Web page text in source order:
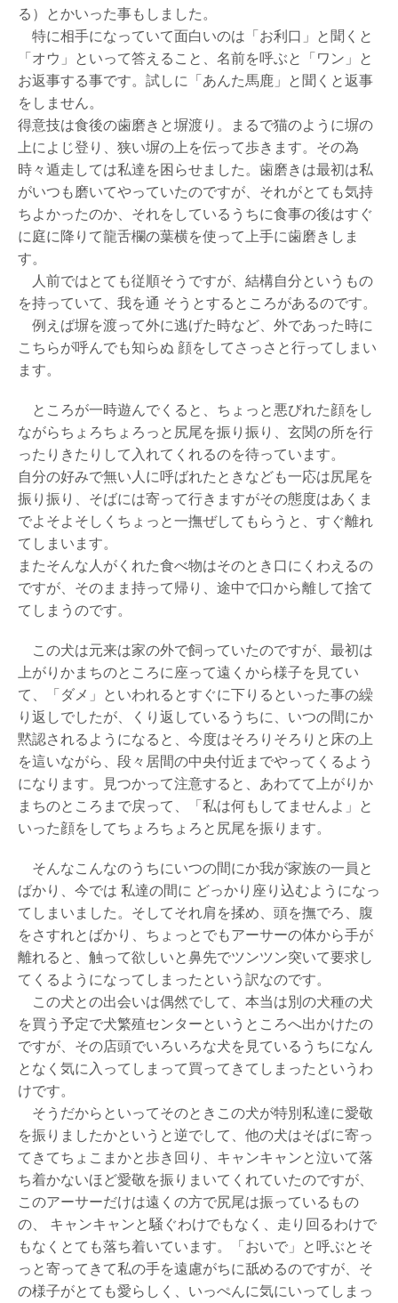
ら
る）とかいった事もしました。
特に相手になっていて面白いのは「お利口」と聞くと
「オウ」といって答えること、名前を呼ぶと「ワン」と
お返事する事です。試しに「あんた馬鹿」と聞くと返事
をしません。
得意技は食後の歯磨きと塀渡り。まるで猫のように塀の
上によじ登り、狭い塀の上を伝って歩きます。その為
時々遁走しては私達を困らせました。歯磨きは最初は私
がいつも磨いてやっていたのですが、それがとても気持
ちよかったのか、それをしているうちに食事の後はすぐ
に庭に降りて龍舌欄の葉横を使って上手に歯磨きしま
す。
人前ではとても従順そうですが、結構自分というもの
を持っていて、我を通 そうとするところがあるのです。
例えば塀を渡って外に逃げた時など、外であった時に
こちらが呼んでも知らぬ 顔をしてさっさと行ってしまい
ます。
ところが一時遊んでくると、ちょっと悪びれた顔をし
ながらちょろちょろっと尻尾を振り振り、玄関の所を行
ったりきたりして入れてくれるのを待っています。
自分の好みで無い人に呼ばれたときなども一応は尻尾を
振り振り、そばには寄って行きますがその態度はあくま
でよそよそしくちょっと一撫ぜしてもらうと、すぐ離れ
てしまいます。
またそんな人がくれた食べ物はそのとき口にくわえるの
ですが、そのまま持って帰り、途中で口から離して捨て
てしまうのです。
この犬は元来は家の外で飼っていたのですが、最初は
上がりかまちのところに座って遠くから様子を見てい
て、「ダメ」といわれるとすぐに下りるといった事の繰
り返しでしたが、くり返しているうちに、いつの間にか
黙認されるようになると、今度はそろりそろりと床の上
を這いながら、段々居間の中央付近までやってくるよう
になります。見つかって注意すると、あわてて上がりか
まちのところまで戻って、「私は何もしてませんよ」と
いった顔をしてちょろちょろと尻尾を振ります。
そんなこんなのうちにいつの間にか我が家族の一員と
ばかり、今では 私達の間に どっかり座り込むようになっ
てしまいました。そしてそれ肩を揉め、頭を撫でろ、腹
をさすれとばかり、ちょっとでもアーサーの体から手が
離れると、触って欲しいと鼻先でツンツン突いて要求し
てくるようになってしまったという訳なのです。
この犬との出会いは偶然でして、本当は別の犬種の犬
を買う予定で犬繁殖センターというところへ出かけたの
ですが、その店頭でいろいろな犬を見ているうちになん
となく気に入ってしまって買ってきてしまったというわ
けです。
そうだからといってそのときこの犬が特別私達に愛敬
を振りましたかというと逆でして、他の犬はそばに寄っ
てきてちょこまかと歩き回り、キャンキャンと泣いて落
ち着かないほど愛敬を振りまいてくれていたのですが、
このアーサーだけは遠くの方で尻尾は振っているもの
の、 キャンキャンと騒ぐわけでもなく、走り回るわけで
もなくとても落ち着いています。「おいで」と呼ぶとそ
っと寄ってきて私の手を遠慮がちに舐めるのですが、そ
の様子がとても愛らしく、いっぺんに気にいってしまっ